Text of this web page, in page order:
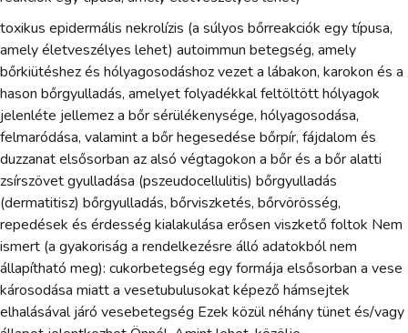
toxikus epidermális nekrolízis (a súlyos bőrreakciók egy típusa,
amely életveszélyes lehet) autoimmun betegség, amely
bőrkiütéshez és hólyagosodáshoz vezet a lábakon, karokon és a
hason bőrgyulladás, amelyet folyadékkal feltöltött hólyagok
jelenléte jellemez a bőr sérülékenysége, hólyagosodása,
felmaródása, valamint a bőr hegesedése bőrpír, fájdalom és
duzzanat elsősorban az alsó végtagokon a bőr és a bőr alatti
zsírszövet gyulladása (pszeudocellulitis) bőrgyulladás
(dermatitisz) bőrgyulladás, bőrviszketés, bőrvörösség,
repedések és érdesség kialakulása erősen viszkető foltok Nem
ismert (a gyakoriság a rendelkezésre álló adatokból nem
állapítható meg): cukorbetegség egy formája elsősorban a vese
károsodása miatt a vesetubulusokat képező hámsejtek
elhalásával járó vesebetegség Ezek közül néhány tünet és/vagy